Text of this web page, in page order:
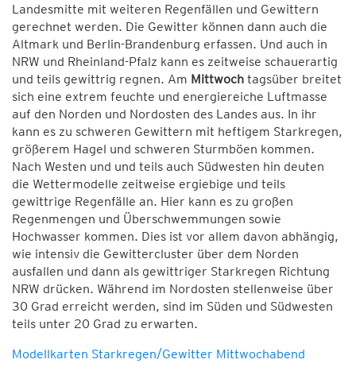
Landesmitte mit weiteren Regenfällen und Gewittern
gerechnet werden. Die Gewitter können dann auch die
Altmark und Berlin-Brandenburg erfassen. Und auch in
NRW und Rheinland-Pfalz kann es zeitweise schauerartig
und teils gewittrig regnen. Am Mittwoch tagsüber breitet
sich eine extrem feuchte und energiereiche Luftmasse
auf den Norden und Nordosten des Landes aus. In ihr
kann es zu schweren Gewittern mit heftigem Starkregen,
größerem Hagel und schweren Sturmböen kommen.
Nach Westen und und teils auch Südwesten hin deuten
die Wettermodelle zeitweise ergiebige und teils
gewittrige Regenfälle an. Hier kann es zu großen
Regenmengen und Überschwemmungen sowie
Hochwasser kommen. Dies ist vor allem davon abhängig,
wie intensiv die Gewittercluster über dem Norden
ausfallen und dann als gewittriger Starkregen Richtung
NRW drücken. Während im Nordosten stellenweise über
30 Grad erreicht werden, sind im Süden und Südwesten
teils unter 20 Grad zu erwarten.
Modellkarten Starkregen/Gewitter Mittwochabend